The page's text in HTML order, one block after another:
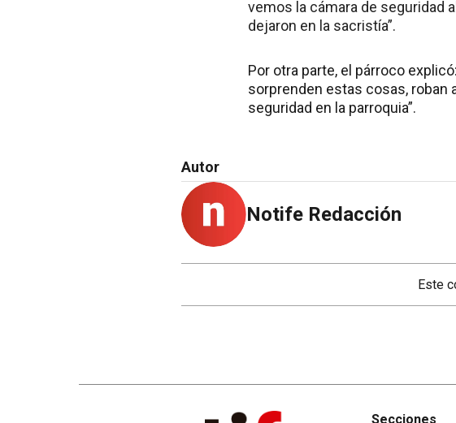
vemos la cámara de seguridad
dejaron en la sacristía”.
Por otra parte, el párroco
sorprenden estas cosas, roban
seguridad en la parroquia”.
Autor
Notife Redacción
Este
Secciones